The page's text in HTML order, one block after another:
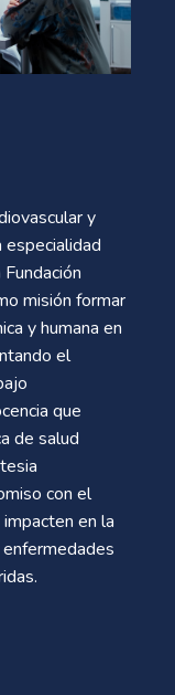
y
especialidad
misión formar
y humana en
el
que
de salud
con el
en la